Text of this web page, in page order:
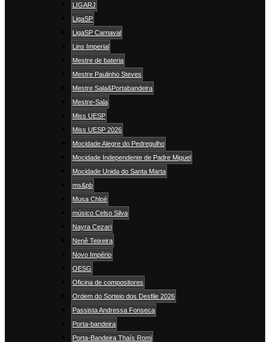
LIGARJ
LigaSP
LigaSP Carnaval
Lins Imperial
Mestre de bateria
Mestre Paulinho Steves
Mestre Sala&Portabandeira
Mestre-Sala
Miss UESP
Miss UESP 2026
Mocidade Alegre do Pedregulho
Mocidade Independente de Padre Miguel
Mocidade Unida do Santa Marta
ms&pb
Musa Chloé
músico Celso Silva
Nayra Cezari
Nenê Teixeira
Novo Império
OESG
Oficina de compositores
Ordem do Sorteio dos Desfile 2026
Passista Andressa Fonseca
Porta-bandeira
Porta-Bandeira Thaís Romi